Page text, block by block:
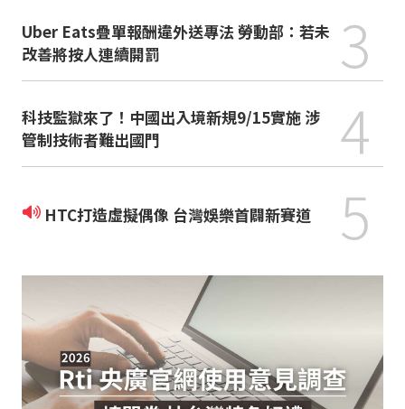
Uber Eats疊單報酬違外送專法 勞動部：若未
改善將按人連續開罰
3
科技監獄來了！中國出入境新規9/15實施 涉
管制技術者難出國門
4
HTC打造虛擬偶像 台灣娛樂首闢新賽道 5